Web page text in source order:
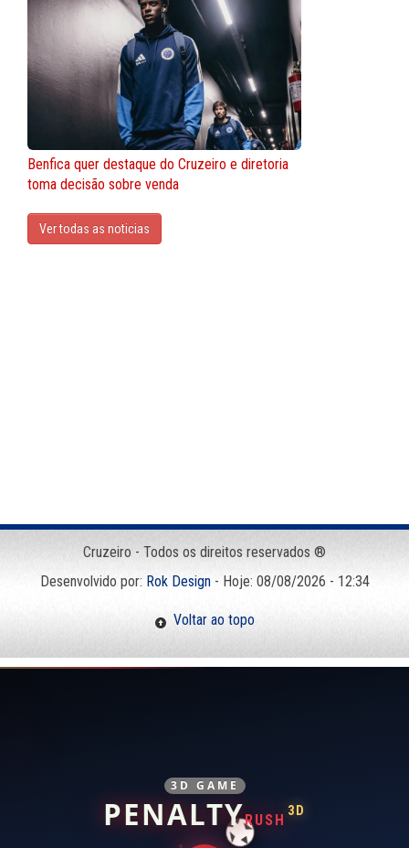
Benfica quer destaque do Cruzeiro e diretoria
toma decisão sobre venda
Ver todas as noticias
Cruzeiro - Todos os direitos reservados ®
Desenvolvido por: Rok Design- Hoje: 08/08/2026 - 12:34
Voltar ao topo
3D GAME
PENALTYRUSH
3D